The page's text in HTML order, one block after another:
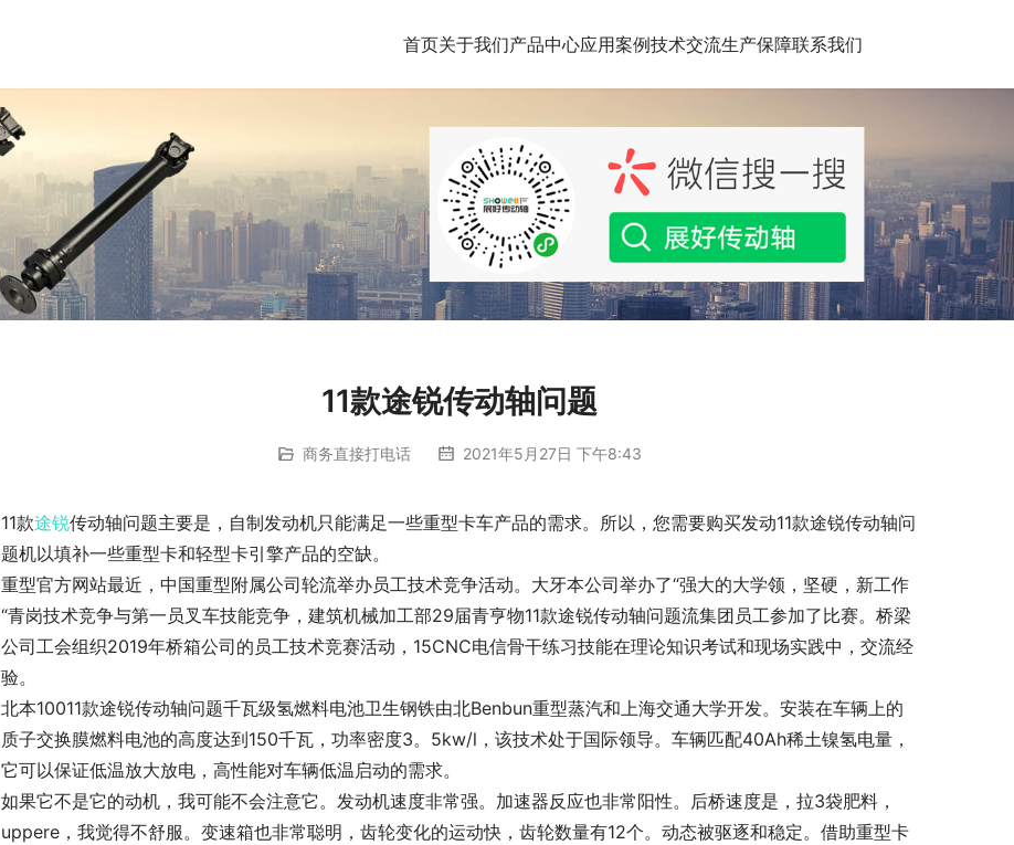
首页关于我们产品中心应用案例技术交流生产保障联系我们
11款途锐传动轴问题
商务直接打电话 2021年5月27日 下午8:43
11款途锐传动轴问题主要是，自制发动机只能满足一些重型卡车产品的需求。所以，您需要购买发动11款途锐传动轴问
题机以填补一些重型卡和轻型卡引擎产品的空缺。
重型官方网站最近，中国重型附属公司轮流举办员工技术竞争活动。大牙本公司举办了“强大的大学领，坚硬，新工作
“青岗技术竞争与第一员叉车技能竞争，建筑机械加工部29届青亨物11款途锐传动轴问题流集团员工参加了比赛。桥梁
公司工会组织2019年桥箱公司的员工技术竞赛活动，15CNC电信骨干练习技能在理论知识考试和现场实践中，交流经
验。
北本10011款途锐传动轴问题千瓦级氢燃料电池卫生钢铁由北Benbun重型蒸汽和上海交通大学开发。安装在车辆上的
质子交换膜燃料电池的高度达到150千瓦，功率密度3。5kw/l，该技术处于国际领导。车辆匹配40Ah稀土镍氢电量，
它可以保证低温放大放电，高性能对车辆低温启动的需求。
如果它不是它的动机，我可能不会注意它。发动机速度非常强。加速器反应也非常阳性。后桥速度是，拉3袋肥料，
uppere，我觉得不舒服。变速箱也非常聪明，齿轮变化的运动快，齿轮数量有12个。动态被驱逐和稳定。借助重型卡